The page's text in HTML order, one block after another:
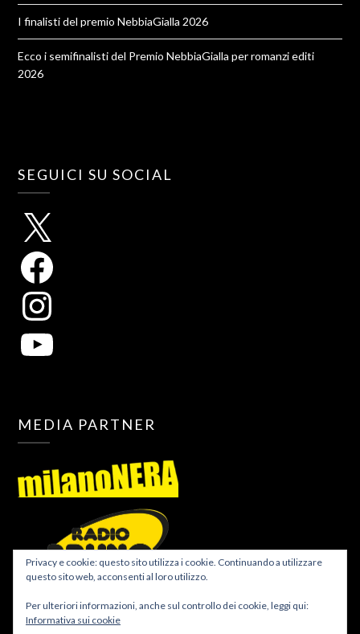
I finalisti del premio NebbiaGialla 2026
Ecco i semifinalisti del Premio NebbiaGialla per romanzi editi
2026
SEGUICI SU SOCIAL
MEDIA PARTNER
Privacy e cookie: questo sito utilizza i cookie. Continuando a utilizzare
questo sito web, acconsenti al loro utilizzo.
Per ulteriori informazioni, anche sul controllo dei cookie, leggi qui:
Informativa sui cookie